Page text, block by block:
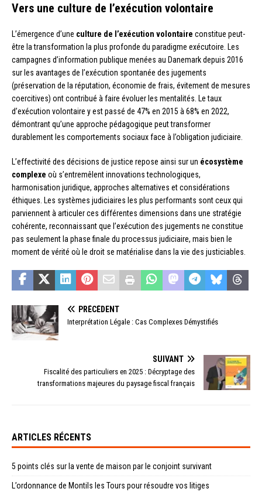
Vers une culture de l’exécution volontaire
L’émergence d’une culture de l’exécution volontaire constitue peut-
être la transformation la plus profonde du paradigme exécutoire. Les
campagnes d’information publique menées au Danemark depuis 2016
sur les avantages de l’exécution spontanée des jugements
(préservation de la réputation, économie de frais, évitement de mesures
coercitives) ont contribué à faire évoluer les mentalités. Le taux
d’exécution volontaire y est passé de 47% en 2015 à 68% en 2022,
démontrant qu’une approche pédagogique peut transformer
durablement les comportements sociaux face à l’obligation judiciaire.
L’effectivité des décisions de justice repose ainsi sur un écosystème
complexe où s’entremêlent innovations technologiques,
harmonisation juridique, approches alternatives et considérations
éthiques. Les systèmes judiciaires les plus performants sont ceux qui
parviennent à articuler ces différentes dimensions dans une stratégie
cohérente, reconnaissant que l’exécution des jugements ne constitue
pas seulement la phase finale du processus judiciaire, mais bien le
moment de vérité où le droit se matérialise dans la vie des justiciables.
PRÉCÉDENT
Interprétation Légale : Cas Complexes Démystifiés
SUIVANT
Fiscalité des particuliers en 2025 : Décryptage des
transformations majeures du paysage fiscal français
ARTICLES RÉCENTS
5 points clés sur la vente de maison par le conjoint survivant
L’ordonnance de Montils les Tours pour résoudre vos litiges